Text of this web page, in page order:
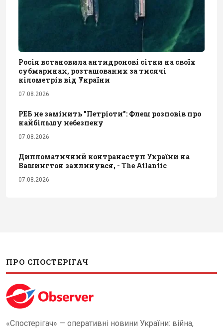
Росія встановила антидронові сітки на своїх
субмаринах, розташованих за тисячі
кілометрів від України
07.08.2026
РЕБ не замінить "Петріоти": Флеш розповів про
найбільшу небезпеку
07.08.2026
Дипломатичний контранаступ України на
Вашингтон захлинувся, - The Atlantic
07.08.2026
ПРО СПОСТЕРІГАЧ
«Спостерігач» — оперативні новини України: війна,